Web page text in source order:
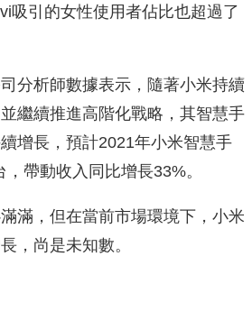
吸引的女性使用者佔比也超過了
分析師數據表示，隨著小米持續
繼續推進高階化戰略，其智慧手
增長，預計2021年小米智慧手
帶動收入同比增長33%。
滿，但在當前市場環境下，小米
，尚是未知數。